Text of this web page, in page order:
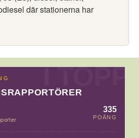
där stationerna har
335
POÄNG